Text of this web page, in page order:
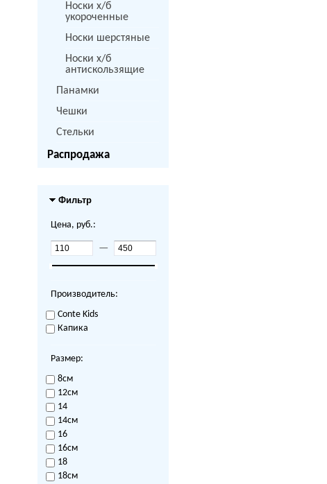
Носки х/б
укороченные
Носки шерстяные
Носки х/б
антискользящие
Панамки
Чешки
Стельки
Распродажа
Фильтр
Цена, руб.:
—
Производитель:
Conte Kids
Капика
Размер:
8см
12см
14
14см
16
16см
18
18см